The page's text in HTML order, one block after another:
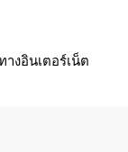
งอินเตอร์เน็ต